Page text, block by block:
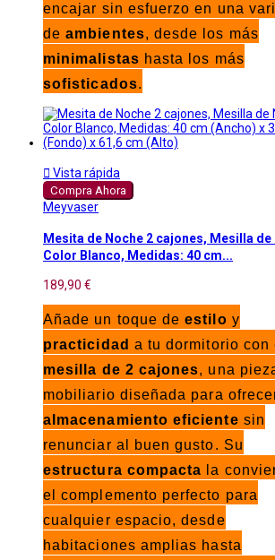
encajar sin esfuerzo en una
deambientes, desde los más
minimalistas hasta los más
sofisticados.
 Vista rápida
Compra Ahora
Meyvaser
Mesita de Noche 2 cajones, Mesilla de
Color Blanco, Medidas: 40 cm...
189,90 €
Añade un toque deestilo y
practicidad a tu dormitorio con
mesilla de 2 cajones, una
mobiliario diseñada para
almacenamiento eficiente sin
renunciar al buen gusto. Su
estructura compacta la
el complemento perfecto para
cualquier espacio, desde
habitaciones amplias hasta